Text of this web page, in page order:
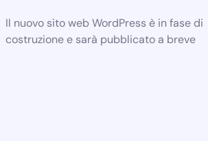
Il nuovo sito web WordPress è in fase di
costruzione e sarà pubblicato a breve